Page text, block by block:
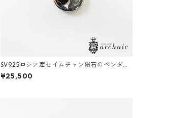
SV925ロシア産セイムチャン隕石のペンダン
トトップ
¥25,500